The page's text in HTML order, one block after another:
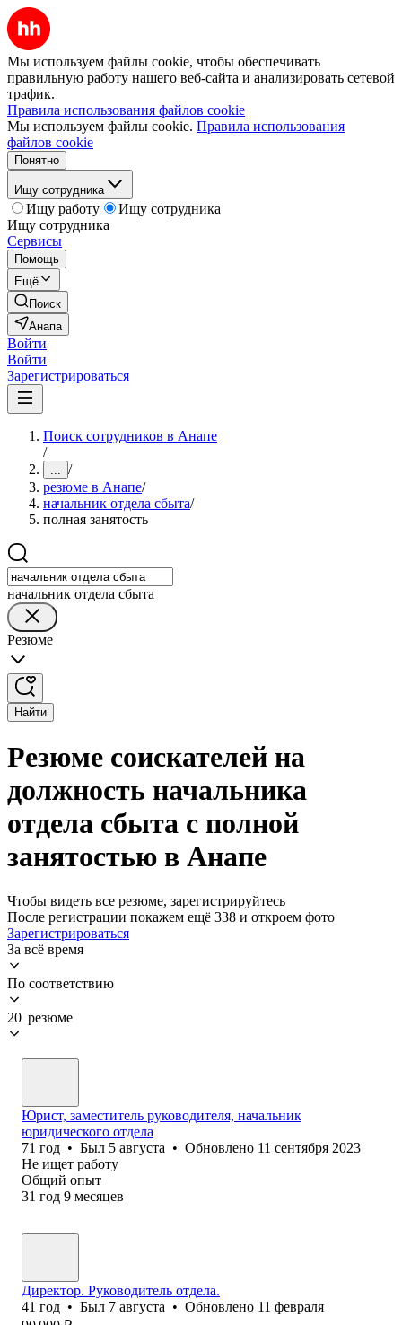
Мы используем файлы cookie, чтобы обеспечивать
правильную работу нашего веб-сайта и анализировать сетевой
трафик.
Правила использования файлов cookie
Мы используем файлы cookie. Правила использования
файлов cookie
Понятно
Ищу сотрудника
Ищу работу
Ищу сотрудника
Ищу сотрудника
Сервисы
Помощь
Ещё
Поиск
Анапа
Войти
Войти
Зарегистрироваться
Поиск сотрудников в Анапе
/
... /
резюме в Анапе/
начальник отдела сбыта/
полная занятость
начальник отдела сбыта
Резюме
Найти
Резюме соискателей на
должность начальника
отдела сбыта с полной
занятостью в Анапе
Чтобы видеть все резюме, зарегистрируйтесь
После регистрации покажем ещё 338 и откроем фото
Зарегистрироваться
За всё время
По соответствию
20 резюме
Юрист, заместитель руководителя, начальник
юридического отдела
71 год • Был 5 августа • Обновлено 11 сентября 2023
Не ищет работу
Общий опыт
31 год 9 месяцев
Директор. Руководитель отдела.
41 год • Был 7 августа • Обновлено 11 февраля